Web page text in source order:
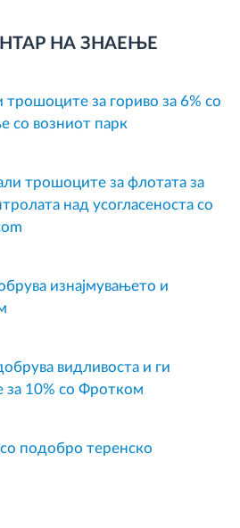
НА ЗНАЕЊЕ
трошоците за гориво за 6% со
со возниот парк
трошоците за флотата за
над усогласеноста со
изнајмувањето и
видливоста и ги
за 10% со Фротком
подобро теренско